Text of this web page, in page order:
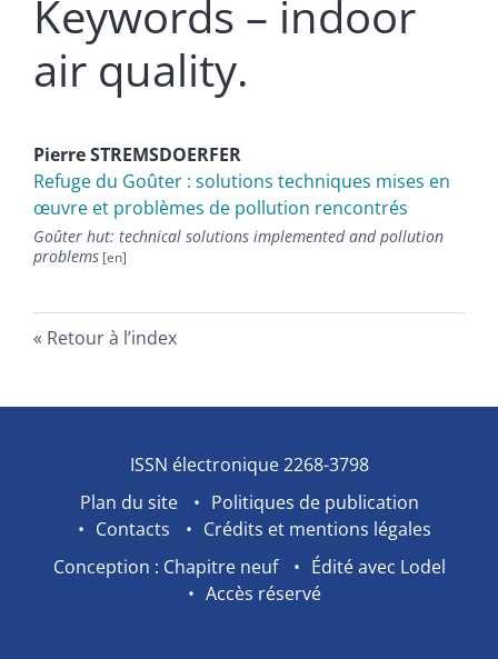
Keywords – indoor
air quality.
PierreSTREMSDOERFER
Refuge du Goûter : solutions techniques mises en
œuvre et problèmes de pollution rencontrés
Goûter hut: technical solutions implemented and pollution
problems
Retour à l’index
ISSN électronique 2268-3798
Plan du site
Politiques de publication
Contacts
Crédits et mentions légales
Conception : Chapitre neuf
Édité avec Lodel
Accès réservé